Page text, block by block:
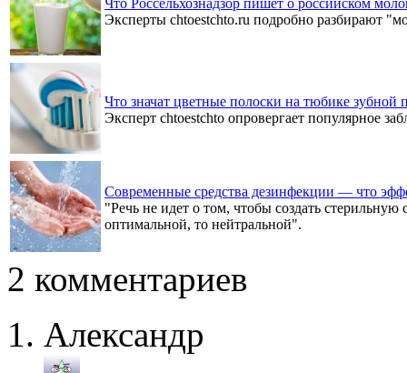
Эксперты chtoestchto.ru подробно разбирают
Что значат цветные полоски на тюбике зубной
Эксперт chtoestchto опровергает популярное
Современные средства дезинфекции — что
"Речь не идет о том, чтобы создать стерильную
оптимальной, то нейтральной".
2 комментариев
Александр